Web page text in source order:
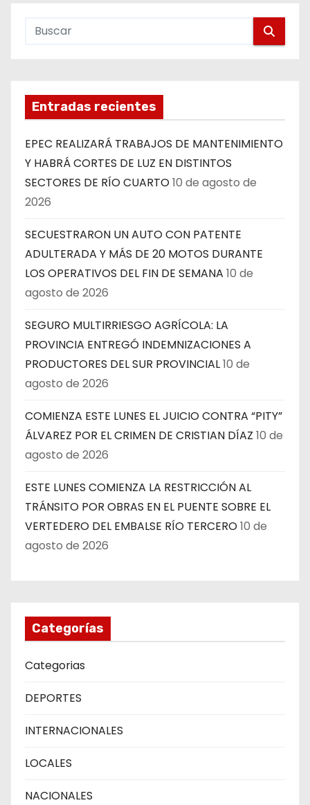
Entradas recientes
EPEC REALIZARÁ TRABAJOS DE MANTENIMIENTO
Y HABRÁ CORTES DE LUZ EN DISTINTOS
SECTORES DE RÍO CUARTO10 de agosto de
2026
SECUESTRARON UN AUTO CON PATENTE
ADULTERADA Y MÁS DE 20 MOTOS DURANTE
LOS OPERATIVOS DEL FIN DE SEMANA 10 de
agosto de 2026
SEGURO MULTIRRIESGO AGRÍCOLA: LA
PROVINCIA ENTREGÓ INDEMNIZACIONES A
PRODUCTORES DEL SUR PROVINCIAL10 de
agosto de 2026
COMIENZA ESTE LUNES EL JUICIO CONTRA “PITY”
ÁLVAREZ POR EL CRIMEN DE CRISTIAN DÍAZ 10 de
agosto de 2026
ESTE LUNES COMIENZA LA RESTRICCIÓN AL
TRÁNSITO POR OBRAS EN EL PUENTE SOBRE EL
VERTEDERO DEL EMBALSE RÍO TERCERO10 de
agosto de 2026
Categorías
Categorias
DEPORTES
INTERNACIONALES
LOCALES
NACIONALES